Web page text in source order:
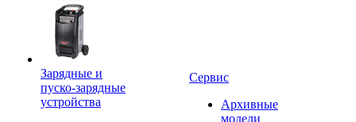
Зарядные и
пуско-зарядные
устройства
Сервис
Архивные
модели